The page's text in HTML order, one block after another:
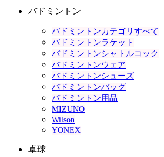
バドミントン
バドミントンカテゴリすべて
バドミントンラケット
バドミントンシャトルコック
バドミントンウェア
バドミントンシューズ
バドミントンバッグ
バドミントン用品
MIZUNO
Wilson
YONEX
卓球